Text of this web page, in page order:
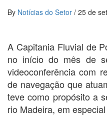
By Notícias do Setor / 25 de
A Capitania Fluvial de
no início do mês de
videoconferência com
de navegação que
teve como propósito a
rio Madeira, em